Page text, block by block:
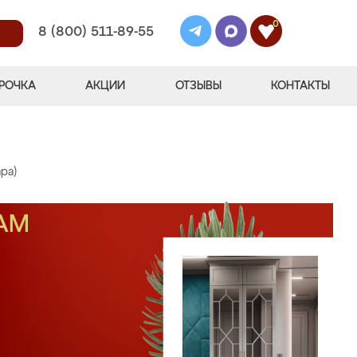
8 (800) 511-89-55
0
АКЦИИ ОТЗЫВЫ КОНТАКТЫ